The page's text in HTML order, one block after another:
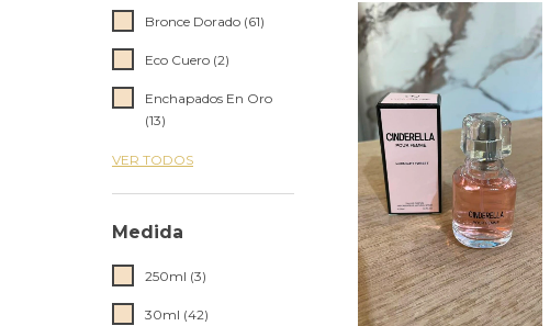
Bronce Dorado (61)
Eco Cuero (2)
Enchapados En Oro
(13)
VER TODOS
Medida
250ml (3)
30ml (42)